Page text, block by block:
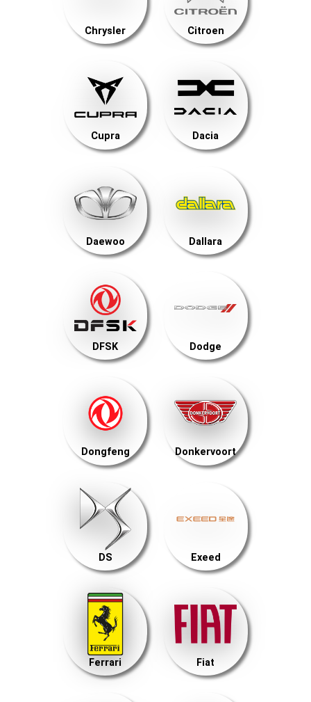
Chrysler Citroen
Cupra Dacia
Daewoo Dallara
DFSK Dodge
Dongfeng Donkervoort
DS Exeed
Ferrari Fiat